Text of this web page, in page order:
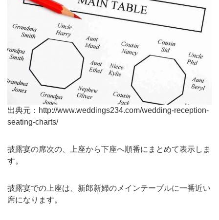
出典元：http://www.weddings234.com/wedding-reception-
seating-charts/
披露宴の席次の、上座から下座へ順番にまとめて表示しま
す。
披露宴での上座は、新郎新婦のメインテーブルに一番近い
席になります。